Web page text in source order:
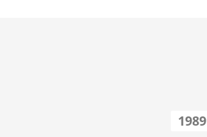
1989